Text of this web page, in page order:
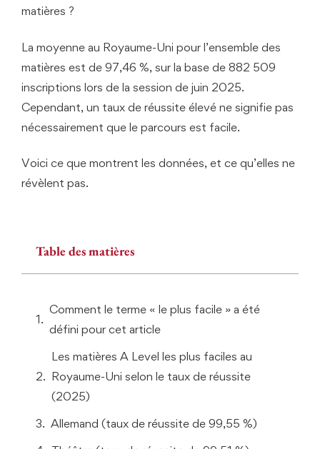
matières ?
La moyenne au Royaume-Uni pour l’ensemble des
matières est de 97,46 %, sur la base de 882 509
inscriptions lors de la session de juin 2025.
Cependant, un taux de réussite élevé ne signifie pas
nécessairement que le parcours est facile.
Voici ce que montrent les données, et ce qu’elles ne
révèlent pas.
Table des matières
Comment le terme « le plus facile » a été
défini pour cet article
Les matières A Level les plus faciles au
Royaume-Uni selon le taux de réussite
(2025)
Allemand (taux de réussite de 99,55 %)